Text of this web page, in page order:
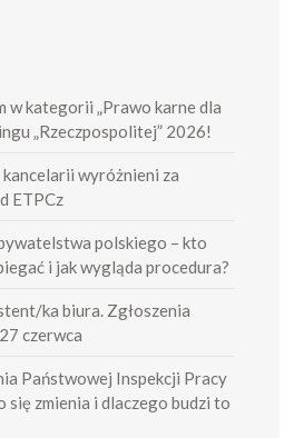
w kategorii „Prawo karne dla
„Rzeczpospolitej” 2026!
wyróżnieni za
ETPCz
polskiego – kto
i jak wygląda procedura?
ka biura. Zgłoszenia
czerwca
Państwowej Inspekcji Pracy
się zmienia i dlaczego budzi to